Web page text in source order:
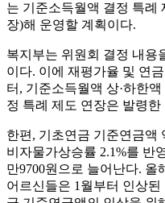
는 기준소득월액 결정 특례
장)해 운영할 계획이다.
복지부는 위원회 결정 내용
이다. 이에 재평가율 및 연
터, 기준소득월액 상·하한
정 특례 제도 연장은 발령
한편, 기초연금 기준연금액
비자물가상승률 2.1%를 반
만9700원으로 늘어난다. 올
어르신들은 1월부터 인상